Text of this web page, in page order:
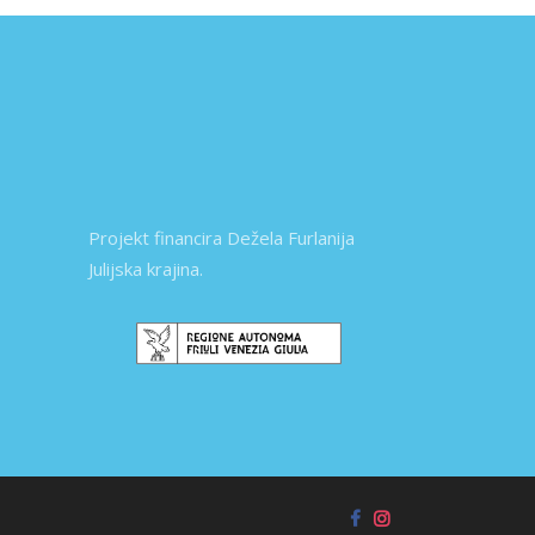
Projekt financira Dežela Furlanija
Julijska krajina.